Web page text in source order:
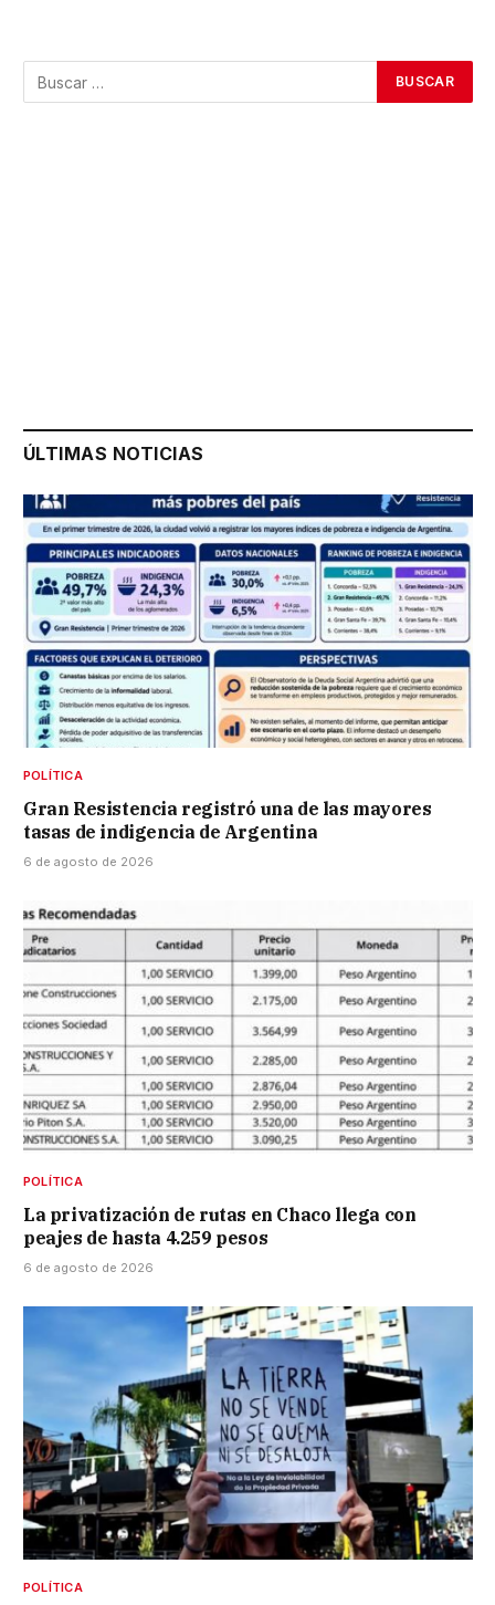
ÚLTIMAS NOTICIAS
POLÍTICA
Gran Resistencia registró una de las mayores
tasas de indigencia de Argentina
6 de agosto de 2026
POLÍTICA
La privatización de rutas en Chaco llega con
peajes de hasta 4.259 pesos
6 de agosto de 2026
POLÍTICA